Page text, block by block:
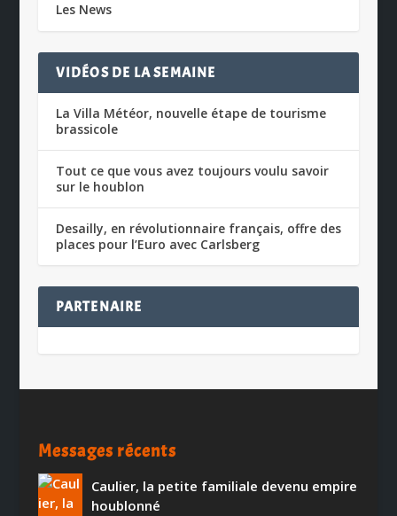
Les News
VIDÉOS DE LA SEMAINE
La Villa Météor, nouvelle étape de tourisme
brassicole
Tout ce que vous avez toujours voulu savoir
sur le houblon
Desailly, en révolutionnaire français, offre des
places pour l’Euro avec Carlsberg
PARTENAIRE
Messages récents
Caulier, la petite familiale devenu empire
houblonné